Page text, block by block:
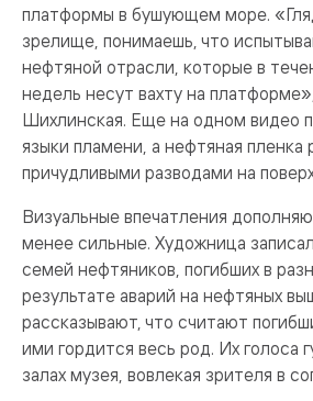
платформы в бушующем море.
зрелище, понимаешь, что
нефтяной отрасли, которые в
недель несут вахту на
Шихлинская. Еще на одном видео
языки пламени, а нефтяная пленка
причудливыми разводами на
Визуальные впечатления
менее сильные. Художница
семей нефтяников, погибших в
результате аварий на нефтяных
рассказывают, что считают
ими гордится весь род. Их голоса
залах музея, вовлекая зрителя в